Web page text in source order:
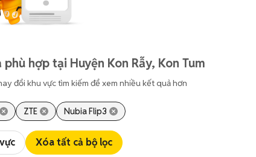
hợp tại Huyện Kon Rẫy, Kon Tum
đổi khu vực tìm kiếm để xem nhiều kết quả hơn
ZTE Nubia Flip3
Xóa tất cả bộ lọc